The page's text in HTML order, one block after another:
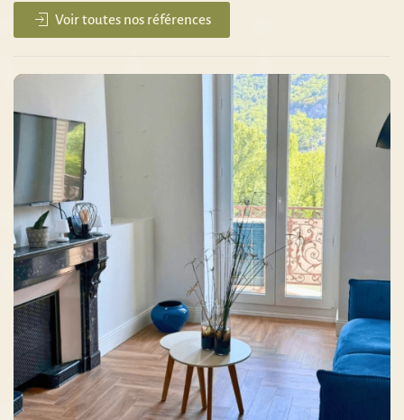
Voir toutes nos références